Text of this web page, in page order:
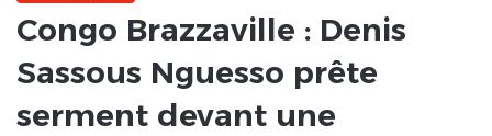
Congo Brazzaville : Denis
Sassous Nguesso prête
serment devant une